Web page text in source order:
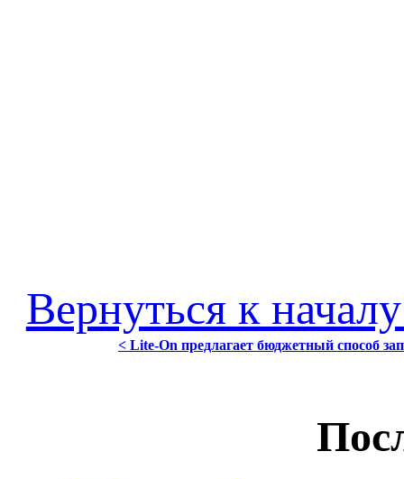
Вернуться к
< Lite-On предлагает бюджетный способ